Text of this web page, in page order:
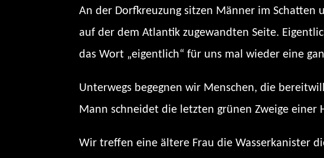
An der Dorfkreuzung sitzen Männer im
auf der dem Atlantik zugewandten Seite.
das Wort „eigentlich“ für uns mal wieder eine
Unterwegs begegnen wir Menschen, die
Mann schneidet die letzten grünen Zweige einer
Wir treffen eine ältere Frau die Wasserkanister